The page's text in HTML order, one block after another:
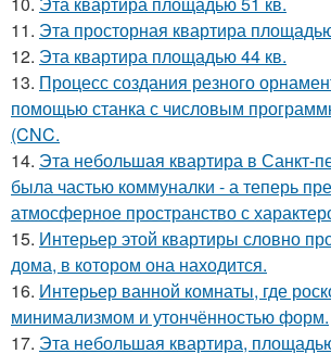
11. Эта просторная квартира
12. Эта квартира площадью 44 кв.
13. Процесс создания резного
помощью станка с числовым
(CNC.
14. Эта небольшая квартира в Санкт-
была частью коммуналки - а теперь
атмосферное пространство с
15. Интерьер этой квартиры словно
дома, в котором она находится.
16. Интерьер ванной комнаты, где
минимализмом и утончённостью форм.
17. Эта небольшая квартира,